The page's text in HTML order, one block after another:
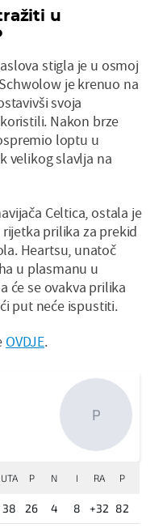
u
stigla je u osmoj
je krenuo na
svoja
Nakon brze
loptu u
velikog slavlja na
Celtica, ostala je
prilika za prekid
Heartsu, unatoč
u plasmanu u
će se ovakva prilika
put neće ispustiti.
OVDJE.
P
UTA P N I RA P
38 26 4 8 +32 82